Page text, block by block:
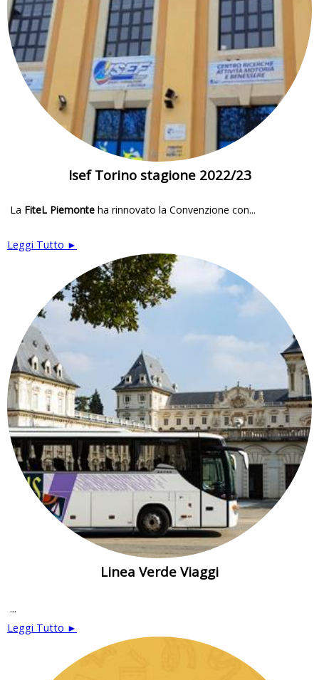
Isef Torino stagione 2022/23
La FiteL Piemonteha rinnovato la Convenzione con...
Leggi Tutto ►
Linea Verde Viaggi
...
Leggi Tutto ►